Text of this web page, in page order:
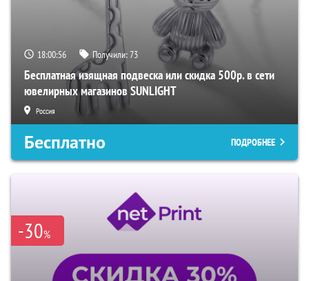
18:00:54 Получили:73
Бесплатная изящная подвеска или скидка 500р. в сети
ювелирных магазинов SUNLIGHT
Россия
Бесплатно ПОДРОБНЕЕ
-30%